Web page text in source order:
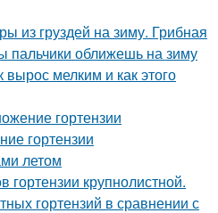
из груздей на зиму. Грибная
пальчики оближешь на зиму
мелким и как этого
гортензии
гортензии
летом
гортензии крупнолистной.
гортензий в сравнении с